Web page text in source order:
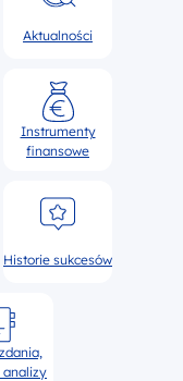
Aktualności
Instrumenty
finansowe
Historie sukcesów
analizy